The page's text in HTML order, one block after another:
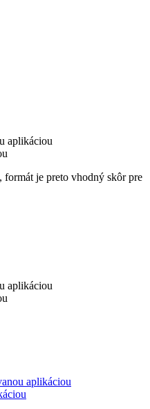
aplikáciou
je preto vhodný skôr pre
aplikáciou
aplikáciou